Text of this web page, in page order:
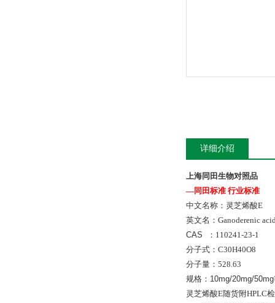
详细介绍
上海同田生物对照品
—同田标准 行业标准
中文名称：灵芝烯酸E
英文名： Ganoderenic
CAS ： 110241-23-1
分子式： C30H40O8
分子量： 528.63
规格：10mg/20mg/
灵芝烯酸E随货附HPLC